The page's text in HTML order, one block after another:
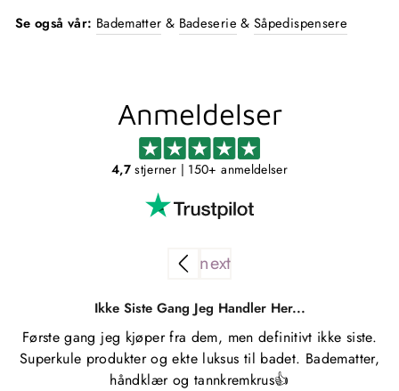
Se også vår: Badematter & Badeserie &Såpedispensere
Anmeldelser
4,7stjerner | 150+ anmeldelser
Ikke Siste Gang Jeg Handler Her...
Første gang jeg kjøper fra dem, men definitivt ikke siste.
Superkule produkter og ekte luksus til badet. Badematter,
håndklær og tannkremkrus👍